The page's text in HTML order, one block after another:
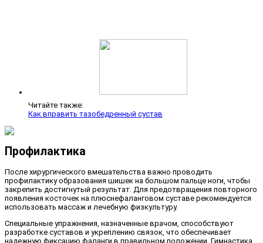
Читайте также:
Как вправить тазобедренный сустав
Профилактика
После хирургического вмешательства важно проводить
профилактику образования шишек на большом пальце ноги, чтобы
закрепить достигнутый результат. Для предотвращения повторного
появления косточек на плюснефаланговом суставе рекомендуется
использовать массаж и лечебную физкультуру.
Специальные упражнения, назначенные врачом, способствуют
разработке суставов и укреплению связок, что обеспечивает
надежную фиксацию фаланги в правильном положении. Гимнастика